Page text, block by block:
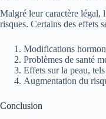
Malgré leur caractère légal,
risques. Certains des effets
Modifications
Problèmes de santé
Effets sur la peau,
Augmentation du
Conclusion